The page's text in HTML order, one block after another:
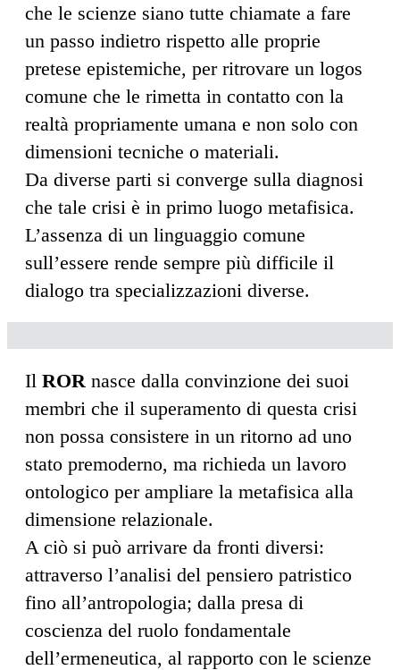
che le scienze siano tutte chiamate a fare
un passo indietro rispetto alle proprie
pretese epistemiche, per ritrovare un logos
comune che le rimetta in contatto con la
realtà propriamente umana e non solo con
dimensioni tecniche o materiali.
Da diverse parti si converge sulla diagnosi
che tale crisi è in primo luogo metafisica.
L’assenza di un linguaggio comune
sull’essere rende sempre più difficile il
dialogo tra specializzazioni diverse.
Il ROR nasce dalla convinzione dei suoi
membri che il superamento di questa crisi
non possa consistere in un ritorno ad uno
stato premoderno, ma richieda un lavoro
ontologico per ampliare la metafisica alla
dimensione relazionale.
A ciò si può arrivare da fronti diversi:
attraverso l’analisi del pensiero patristico
fino all’antropologia; dalla presa di
coscienza del ruolo fondamentale
dell’ermeneutica, al rapporto con le scienze